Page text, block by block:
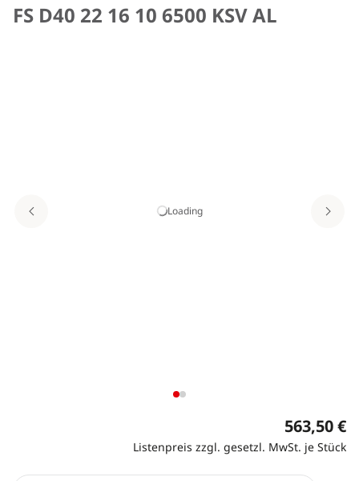
FS D40 22 16 10 6500 KSV AL
Loading
563,50 €
Listenpreis zzgl. gesetzl. MwSt. je Stück